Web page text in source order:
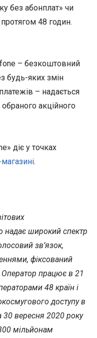
без абонплат» чи
48 годин.
– безкоштовний
будь-яких змін
– надається
акційного
діє у точках
.
надає широкий спектр
зв’язок,
фіксований
Оператор працює в 21
48 країн і
доступу в
30 вересня 2020 року
мільйонам